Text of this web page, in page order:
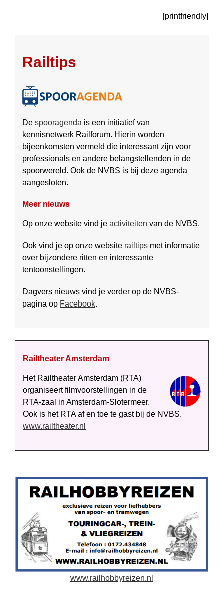
[printfriendly]
Railtips
De spooragenda is een initiatief van
kennisnetwerk Railforum. Hierin worden
bijeenkomsten vermeld die interessant zijn voor
professionals en andere belang­stellenden in de
spoor­wereld. Ook de NVBS is bij deze agenda
aan­gesloten.
Meer nieuws
Op onze website vind je activiteiten van de NVBS.
Ook vind je op onze website railtips met informatie
over bijzondere ritten en interessante
tentoonstellingen.
Dagvers nieuws vind je verder op de NVBS-
pagina op Facebook.
Railtheater Amsterdam
Het Rail­theater Amsterdam (RTA)
organiseert film­voor­stellingen in de
RTA-zaal in Amsterdam-Slotermeer.
Ook is het RTA af en toe te gast bij de NVBS.
www.railtheater.nl
www.railhobbyreizen.nl